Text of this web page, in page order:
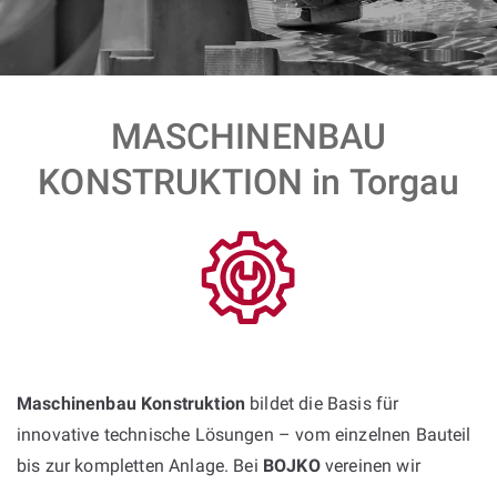
MASCHINENBAU
KONSTRUKTION in Torgau
Maschinenbau Konstruktion bildet die Basis für
innovative technische Lösungen – vom einzelnen Bauteil
bis zur kompletten Anlage. Bei BOJKOvereinen wir